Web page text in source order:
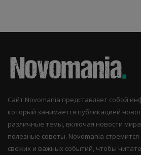
Сайт Novomania представляет собой
который занимается публикацией
различные темы, включая новости
полезные советы. Novomania
свежих и важных событий, чтобы